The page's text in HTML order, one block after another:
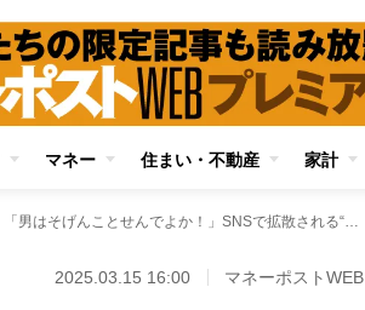
マネー 住まい・不動産 家計
「男はそげんことせんでよか！」SNSで拡散される“九州の男尊女卑”を揶揄する「さす九」の実態 一方で「イクメン力が高い」の調査結果に九州人も納得する理由
2025.03.15 16:00 マネーポストWEB